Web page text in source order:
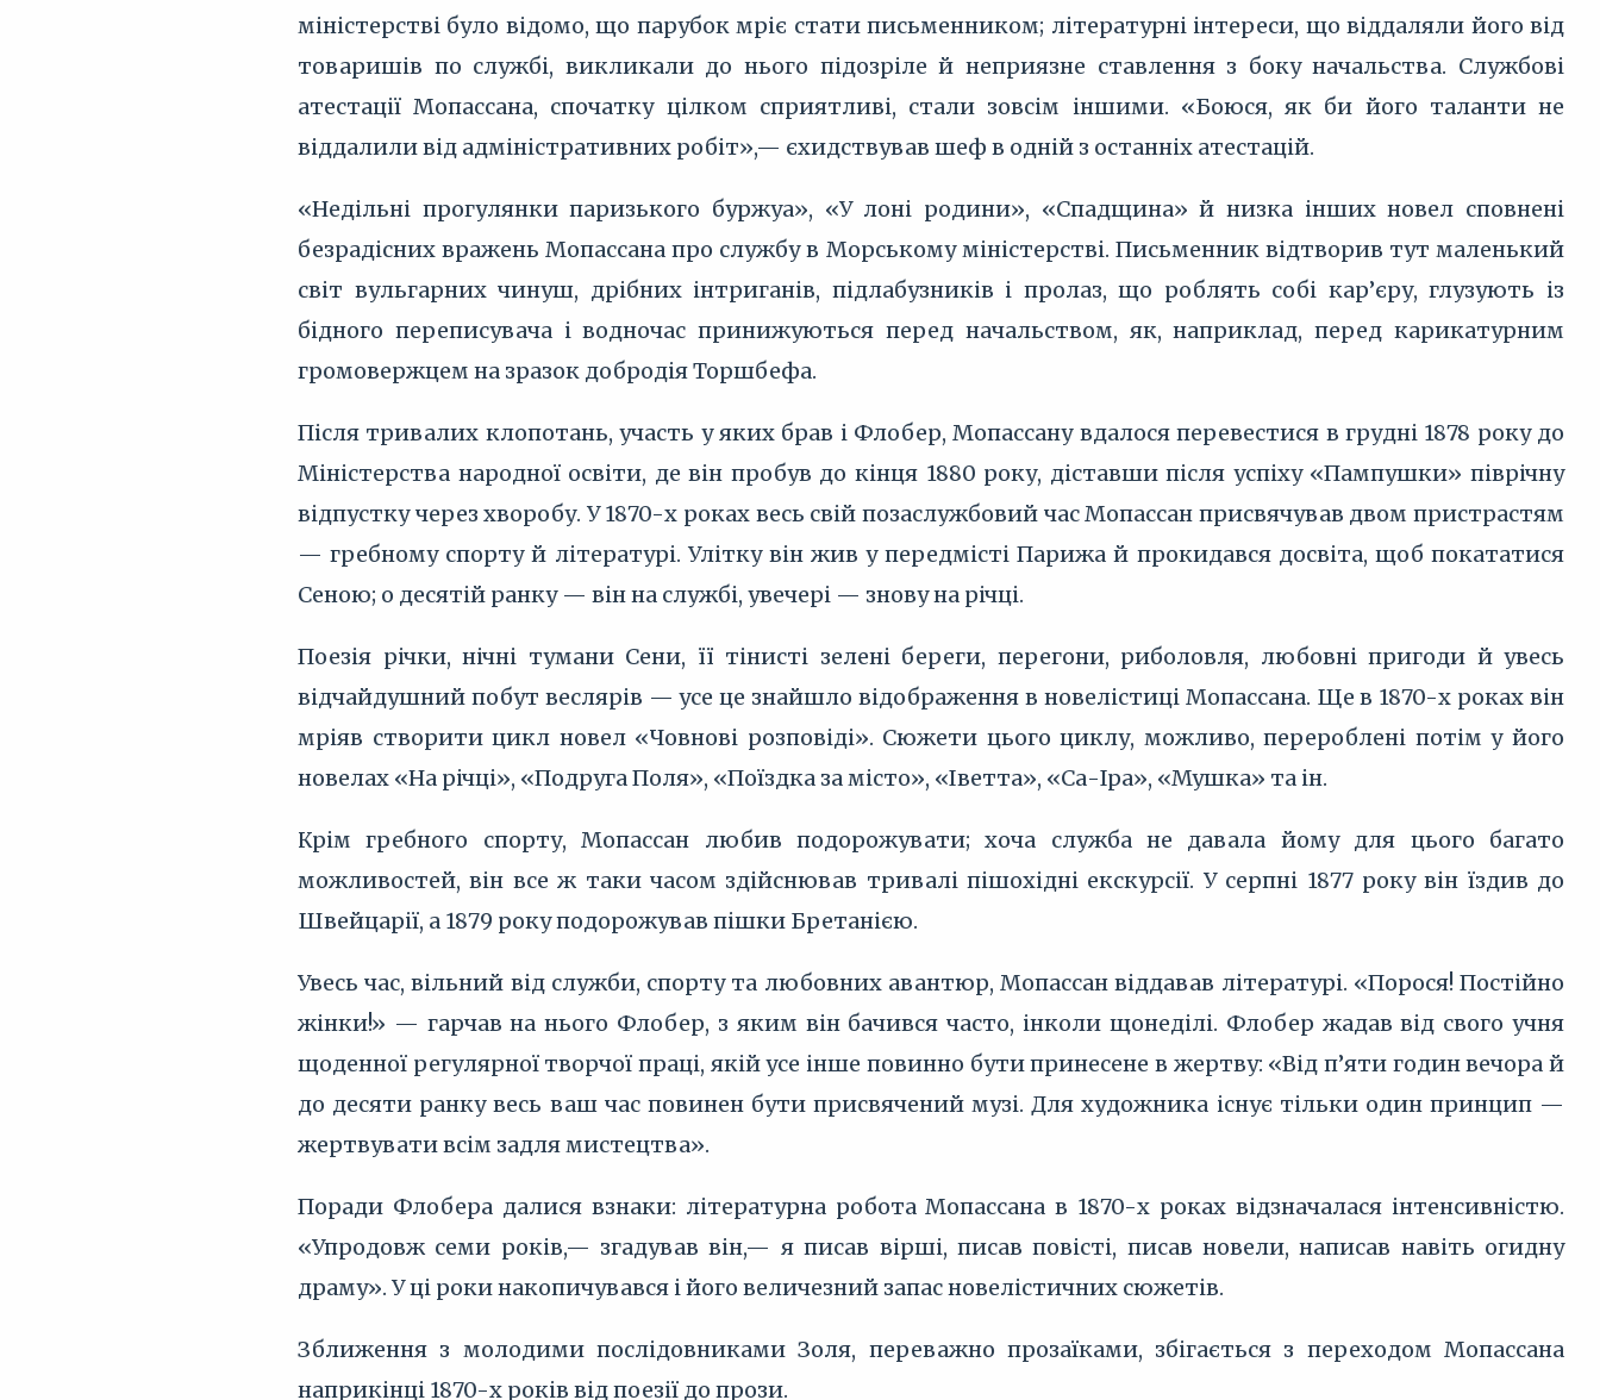
міністерстві було відомо, що парубок мріє стати письменником; літературні інтереси, що віддаляли його від
товаришів по службі, викликали до нього підозріле й неприязне ставлення з боку начальства. Службові
атестації Мопассана, спочатку цілком сприятливі, стали зовсім іншими. «Боюся, як би його таланти не
віддалили від адміністративних робіт»,— єхидствував шеф в одній з останніх атестацій.
«Недільні прогулянки паризького буржуа», «У лоні родини», «Спадщина» й низка інших новел сповнені
безрадісних вражень Мопассана про службу в Морському міністерстві. Письменник відтворив тут маленький
світ вульгарних чинуш, дрібних інтриганів, підлабузників і пролаз, що роблять собі кар’єру, глузують із
бідного переписувача і водночас принижуються перед начальством, як, наприклад, перед карикатурним
громовержцем на зразок добродія Торшбефа.
Після тривалих клопотань, участь у яких брав і Флобер, Мопассану вдалося перевестися в грудні 1878 року до
Міністерства народної освіти, де він пробув до кінця 1880 року, діставши після успіху «Пампушки» піврічну
відпустку через хворобу. У 1870-х роках весь свій позаслужбовий час Мопассан присвячував двом пристрастям
— гребному спорту й літературі. Улітку він жив у передмісті Парижа й прокидався досвіта, щоб покататися
Сеною; о десятій ранку — він на службі, увечері — знову на річці.
Поезія річки, нічні тумани Сени, її тінисті зелені береги, перегони, риболовля, любовні пригоди й увесь
відчайдушний побут веслярів — усе це знайшло відображення в новелістиці Мопассана. Ще в 1870-х роках він
мріяв створити цикл новел «Човнові розповіді». Сюжети цього циклу, можливо, перероблені потім у його
новелах «На річці», «Подруга Поля», «Поїздка за місто», «Іветта», «Са-Іра», «Мушка» та ін.
Крім гребного спорту, Мопассан любив подорожувати; хоча служба не давала йому для цього багато
можливостей, він все ж таки часом здійснював тривалі пішохідні екскурсії. У серпні 1877 року він їздив до
Швейцарії, а 1879 року подорожував пішки Бретанією.
Увесь час, вільний від служби, спорту та любовних авантюр, Мопассан віддавав літературі. «Порося! Постійно
жінки!» — гарчав на нього Флобер, з яким він бачився часто, інколи щонеділі. Флобер жадав від свого учня
щоденної регулярної творчої праці, якій усе інше повинно бути принесене в жертву: «Від п’яти годин вечора й
до десяти ранку весь ваш час повинен бути присвячений музі. Для художника існує тільки один принцип —
жертвувати всім задля мистецтва».
Поради Флобера далися взнаки: літературна робота Мопассана в 1870-х роках відзначалася інтенсивністю.
«Упродовж семи років,— згадував він,— я писав вірші, писав повісті, писав новели, написав навіть огидну
драму». У ці роки накопичувався і його величезний запас новелістичних сюжетів.
Зближення з молодими послідовниками Золя, переважно прозаїками, збігається з переходом Мопассана
наприкінці 1870-х років від поезії до прози.